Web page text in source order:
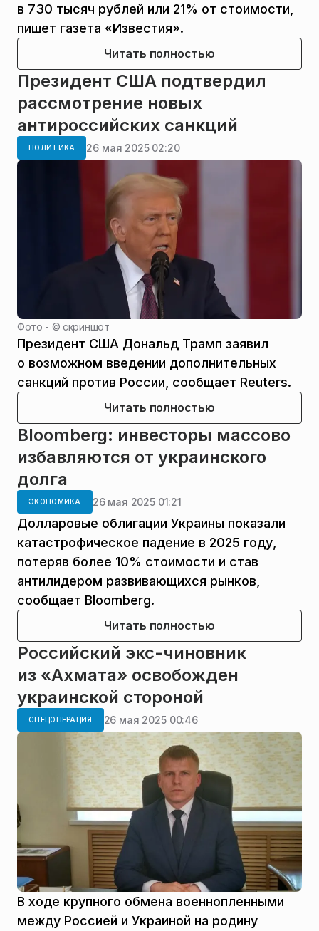
в 730 тысяч рублей или 21% от стоимости,
пишет газета «Известия».
Читать полностью
Президент США подтвердил
рассмотрение новых
антироссийских санкций
ПОЛИТИКА 26 мая 2025 02:20
Фото - © скриншот
Президент США Дональд Трамп заявил
о возможном введении дополнительных
санкций против России, сообщает Reuters.
Читать полностью
Bloomberg: инвесторы массово
избавляются от украинского
долга
ЭКОНОМИКА 26 мая 2025 01:21
Долларовые облигации Украины показали
катастрофическое падение в 2025 году,
потеряв более 10% стоимости и став
антилидером развивающихся рынков,
сообщает Bloomberg.
Читать полностью
Российский экс-чиновник
из «Ахмата» освобожден
украинской стороной
СПЕЦОПЕРАЦИЯ 26 мая 2025 00:46
В ходе крупного обмена военнопленными
между Россией и Украиной на родину